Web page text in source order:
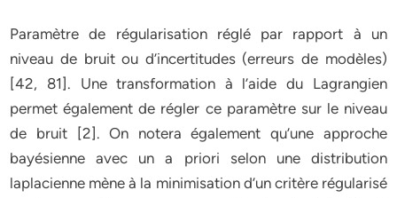
Paramètre de régularisation réglé par rapport à un
niveau de bruit ou d’incertitudes (erreurs de modèles)
[42, 81]. Une transformation à l’aide du Lagrangien
permet également de régler ce paramètre sur le niveau
de bruit [2]. On notera également qu’une approche
bayésienne avec un a priori selon une distribution
laplacienne mène à la minimisation d’un critère régularisé